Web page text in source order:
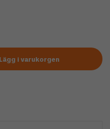
Lägg i varukorgen